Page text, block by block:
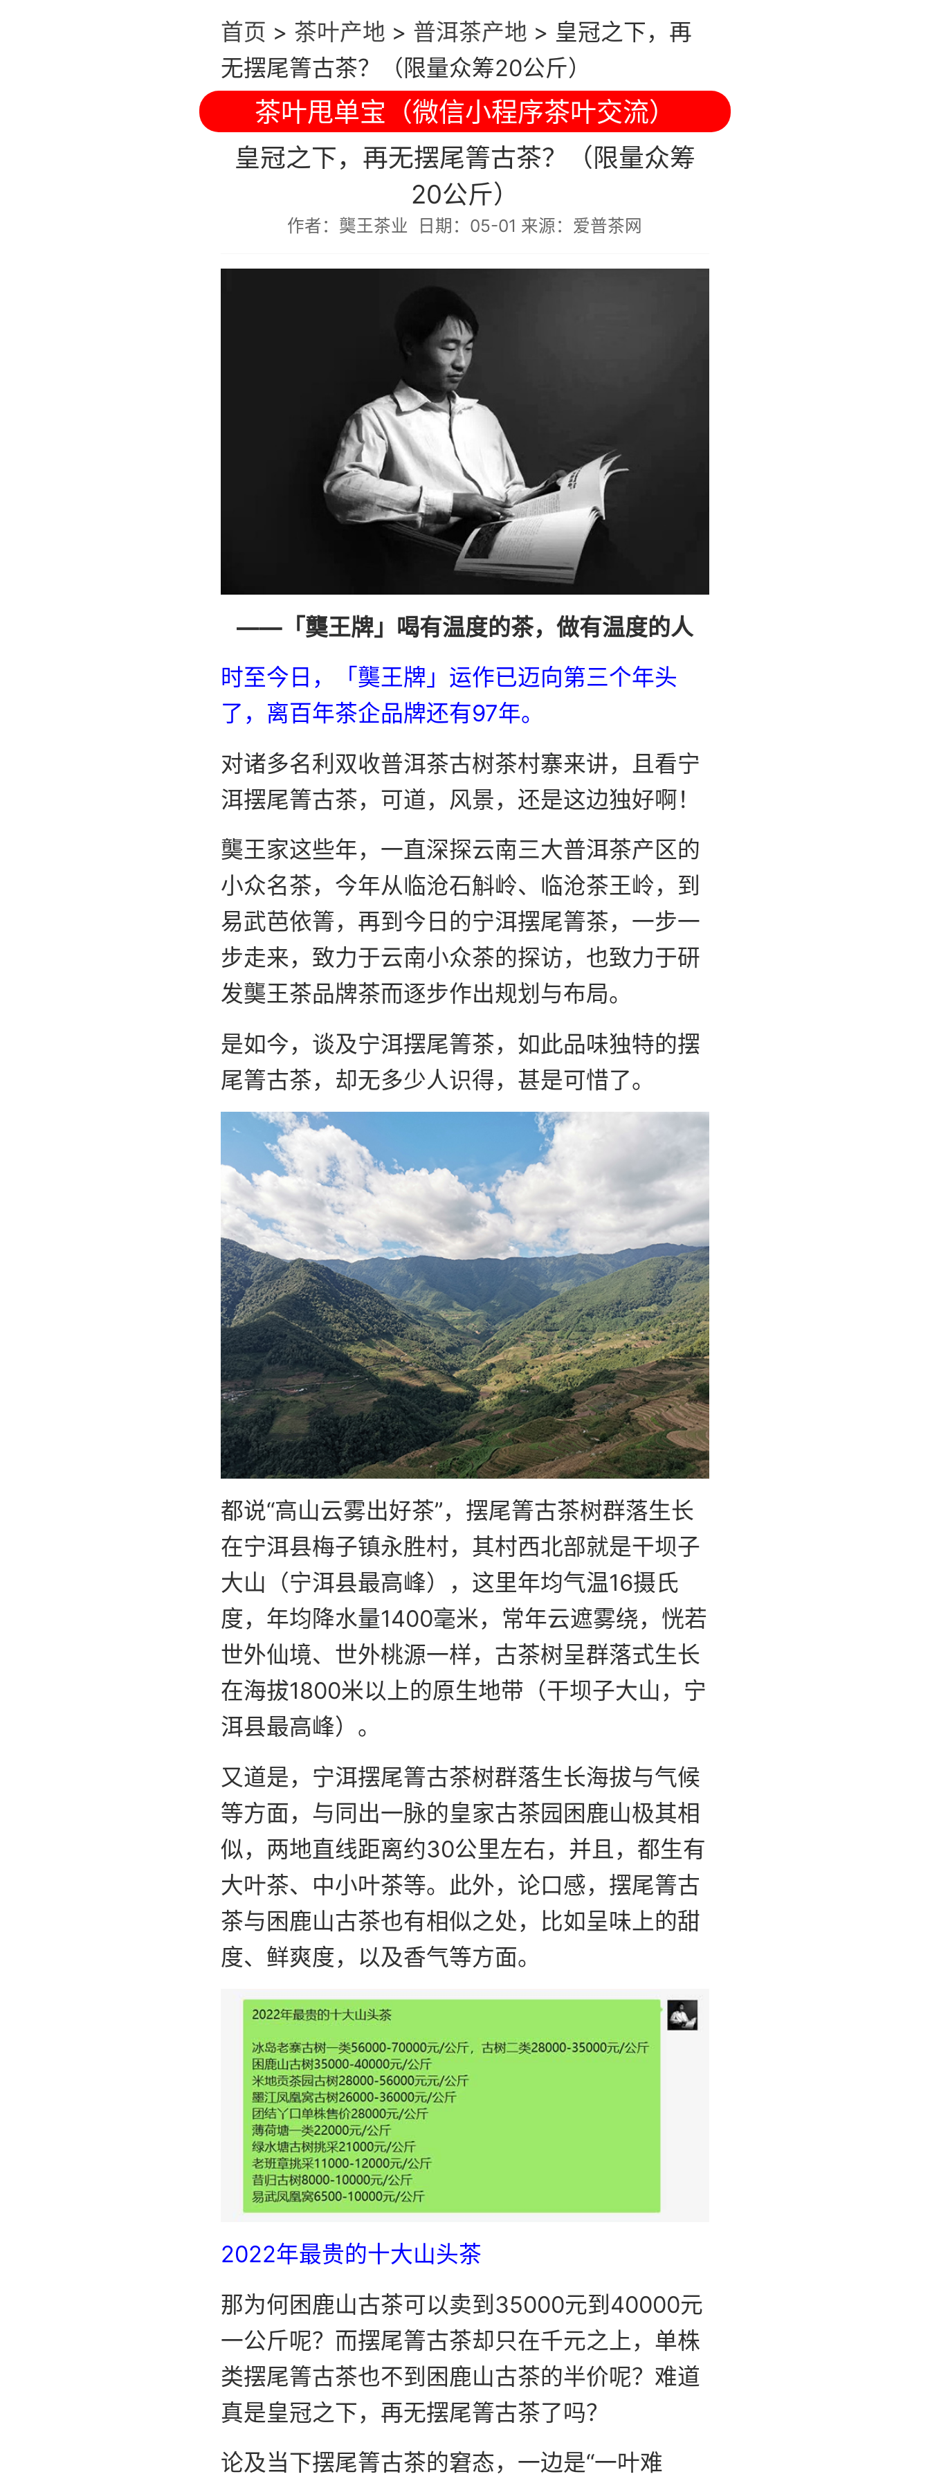
首页 > 茶叶产地 > 普洱茶产地 > 皇冠之下，再
无摆尾箐古茶？（限量众筹20公斤）
茶叶甩单宝（微信小程序茶叶交流）
皇冠之下，再无摆尾箐古茶？（限量众筹
20公斤）
作者：龑王茶业 日期：05-01 来源：爱普茶网
——「龑王牌」喝有温度的茶，做有温度的人
时至今日，「龑王牌」运作已迈向第三个年头
了，离百年茶企品牌还有97年。
对诸多名利双收普洱茶古树茶村寨来讲，且看宁
洱摆尾箐古茶，可道，风景，还是这边独好啊！
龑王家这些年，一直深探云南三大普洱茶产区的
小众名茶，今年从临沧石斛岭、临沧茶王岭，到
易武芭依箐，再到今日的宁洱摆尾箐茶，一步一
步走来，致力于云南小众茶的探访，也致力于研
发龑王茶品牌茶而逐步作出规划与布局。
是如今，谈及宁洱摆尾箐茶，如此品味独特的摆
尾箐古茶，却无多少人识得，甚是可惜了。
都说“高山云雾出好茶”，摆尾箐古茶树群落生长
在宁洱县梅子镇永胜村，其村西北部就是干坝子
大山（宁洱县最高峰），这里年均气温16摄氏
度，年均降水量1400毫米，常年云遮雾绕，恍若
世外仙境、世外桃源一样，古茶树呈群落式生长
在海拔1800米以上的原生地带（干坝子大山，宁
洱县最高峰）。
又道是，宁洱摆尾箐古茶树群落生长海拔与气候
等方面，与同出一脉的皇家古茶园困鹿山极其相
似，两地直线距离约30公里左右，并且，都生有
大叶茶、中小叶茶等。此外，论口感，摆尾箐古
茶与困鹿山古茶也有相似之处，比如呈味上的甜
度、鲜爽度，以及香气等方面。
2022年最贵的十大山头茶
那为何困鹿山古茶可以卖到35000元到40000元
一公斤呢？而摆尾箐古茶却只在千元之上，单株
类摆尾箐古茶也不到困鹿山古茶的半价呢？难道
真是皇冠之下，再无摆尾箐古茶了吗？
论及当下摆尾箐古茶的窘态，一边是“一叶难